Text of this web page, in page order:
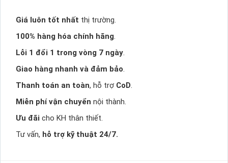
Giá luôn tốt nhất thị trường.
100% hàng hóa chính hãng.
Lỗi 1 đổi 1 trong vòng 7 ngày.
Giao hàng nhanh và đảm bảo.
Thanh toán an toàn, hỗ trợ CoD.
Miễn phí vận chuyển nội thành.
Ưu đãi cho KH thân thiết.
Tư vấn, hỗ trợ kỹ thuật 24/7.